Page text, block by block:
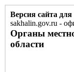
Версия сайта
sakhalin.gov.ru -
Органы
области